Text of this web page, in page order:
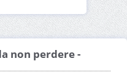
non perdere -